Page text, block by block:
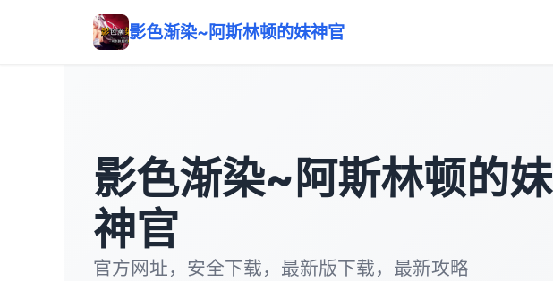
影色渐染~阿斯林顿的妹神官
影色渐染~阿斯林顿的妹
神官
官方网址，安全下载，最新版下载，最新攻略